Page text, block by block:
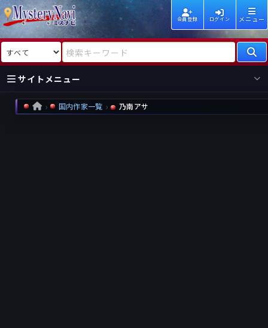
会員登録 ログイン メニュー
検索対象 検索キーワード
サイトメニュー
国内
海外
HOME 国内作家一覧 乃南アサ